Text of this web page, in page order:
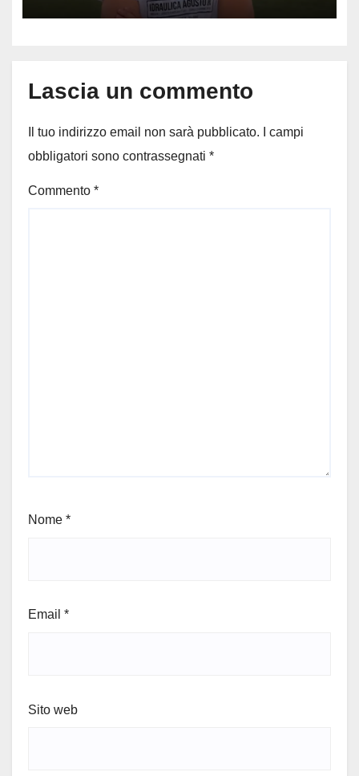
per il 19enne morto in mare
Lascia un commento
Il tuo indirizzo email non sarà pubblicato.
I campi
obbligatori sono contrassegnati *
Commento *
Nome *
Email *
Sito web